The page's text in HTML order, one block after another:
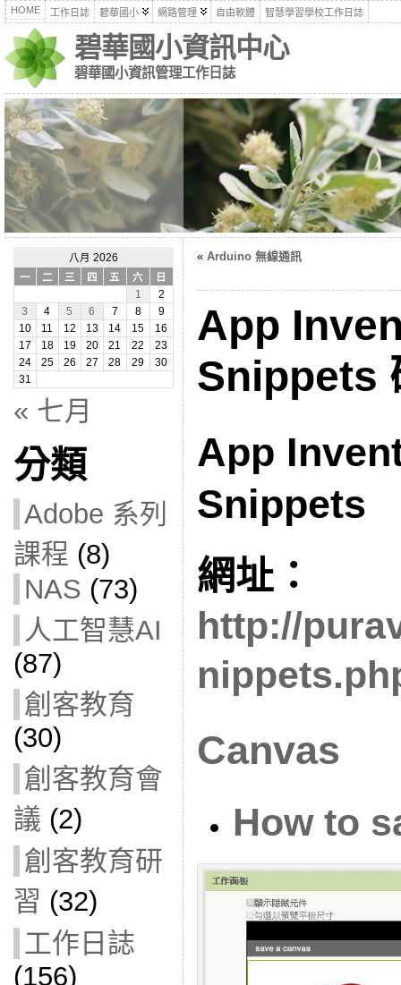
HOME 工作日誌 碧華國小 網路管理 自由軟體 智慧學習學校工作日誌
碧華國小資訊中心
碧華國小資訊管理工作日誌
八月 2026
一
二 三 四 五 六
日
1
2
3
4 5 6 7 8
9
10
11 12 13 14 15
16
17
18 19 20 21 22
23
24
25 26 27 28 29
30
31
« 七月
分類
Adobe 系列
課程 (8)
NAS (73)
人工智慧AI
(87)
創客教育
(30)
創客教育會
議 (2)
創客教育研
習 (32)
工作日誌
(156)
« Arduino 無線通訊
App
Snippets
App
Snippets
網址：
http://
Canvas
How to